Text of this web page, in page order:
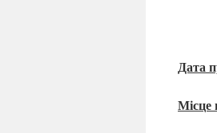
Дата
Місце